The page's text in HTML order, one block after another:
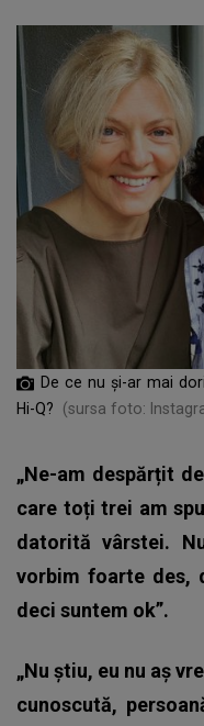
De ce nu și-ar mai
Hi-Q?
(sursa foto:
„Ne-am despărțit
care toți trei am
datorită vârstei.
vorbim foarte des,
deci suntem ok”.
„Nu știu, eu nu aș
cunoscută,